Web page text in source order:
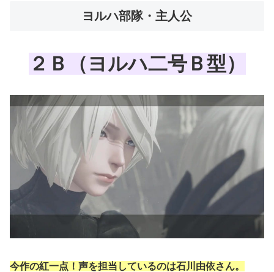
ヨルハ部隊・主人公
２Ｂ（ヨルハ二号Ｂ型）
今作の紅一点！声を担当しているのは石川由依さん。